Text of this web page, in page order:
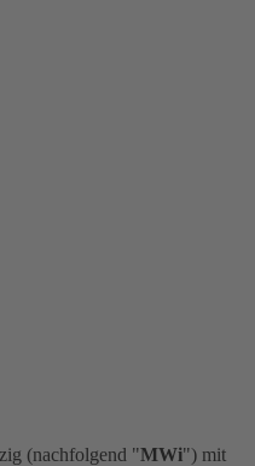
(nachfolgend "MWi") mit